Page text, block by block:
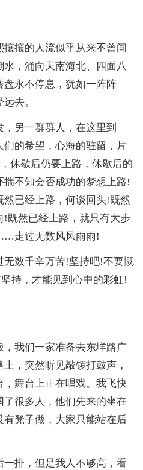
攘的人流似乎从来不曾间
，涌向天南海北、四面八
永不停息，犹如一阵阵
去。
另一群群人，在这里到
的希望，心海的驻留，片
休歇后仍要上路，休歇后的
不知会否成功的梦想上路!
然已经上路，何谈回头!既然
!既然已经上路，就只有大步
走过无数风风雨雨!
千辛万苦!坚持吧!不要慨
持，才能见到心中的彩虹!
我们一家准备去东垟路广
，突然听见敲锣打鼓声，
舞台上正在唱戏。我飞快
很多人，他们先来的坐在
凳子做，大家只能站在后
排，但是我人不够高，看